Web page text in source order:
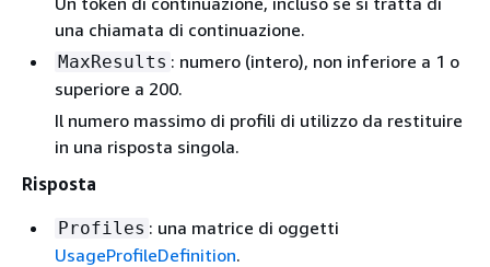
una chiamata di continuazione.
MaxResults : numero (intero), non inferiore a 1 o
superiore a 200.
Il numero massimo di profili di utilizzo da restituire
in una risposta singola.
Risposta
Profiles : una matrice di oggetti
UsageProfileDefinition.